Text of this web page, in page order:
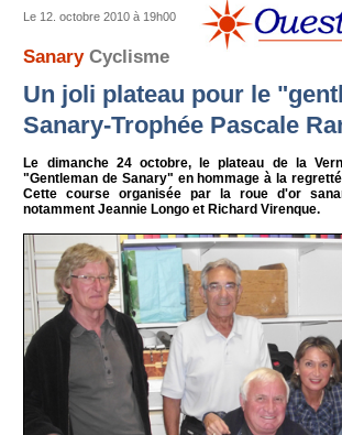
Le 12. octobre 2010 à 19h00
SanaryCyclisme
Un joli plateau pour le
Sanary-Trophée Pascale
Le dimanche 24 octobre, le plateau de la
"Gentleman de Sanary" en hommage à la
Cette course organisée par la roue d'or
notamment Jeannie Longo et Richard Virenque.